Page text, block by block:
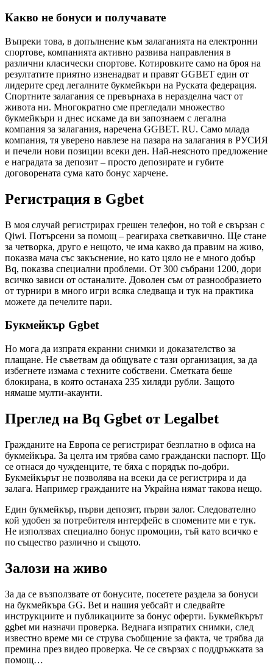
Какво не бонуси и получавате
Въпреки това, в допълнение към залаганията на електронни
спортове, компанията активно развива направления в
различни класически спортове. Котировките само на броя на
резултатите приятно изненадват и правят GGBET един от
лидерите сред легалните букмейкъри на Руската федерация.
Спортните залагания се превърнаха в неразделна част от
живота ни. Многократно сме прегледали множество
букмейкъри и днес искаме да ви запознаем с легална
компания за залагания, наречена GGBET. RU. Само млада
компания, тя уверено навлезе на пазара на залагания в РУСИЯ
и печели нови позиции всеки ден. Най-неясното предложение
е наградата за депозит – просто депозирате и губите
договорената сума като бонус харчене.
Регистрация в Ggbet
В моя случай регистрирах грешен телефон, но той е свързан с
Qiwi. Потърсени за помощ – реагираха светкавично. Ще стане
за четворка, друго е нещото, че има какво да правим на живо,
показва мача със закъснение, но като цяло не е много добър
Bq, показва специални проблеми. От 300 събрани 1200, дори
всичко зависи от останалите. Доволен съм от разнообразието
от турнири в много игри всяка следваща и тук на практика
можете да печелите пари.
Букмейкър Ggbet
Но мога да изпратя екранни снимки и доказателство за
плащане. Не съветвам да общувате с тази организация, за да
избегнете измама с техните собствени. Сметката беше
блокирана, в която останаха 235 хиляди рубли. Защото
нямаше мулти-акаунти.
Преглед на Bq Ggbet от Legalbet
Гражданите на Европа се регистрират безплатно в офиса на
букмейкъра. За целта им трябва само граждански паспорт. Що
се отнася до чужденците, те бяха с порядък по-добри.
Букмейкърът не позволява на всеки да се регистрира и да
залага. Например гражданите на Украйна нямат такова нещо.
Един букмейкър, първи депозит, първи залог. Следователно
кой удобен за потребителя интерфейс в спомените ми е тук.
Не използвах специално бонус промоции, тъй като всичко е
по същество различно и същото.
Залози на живо
За да се възползвате от бонусите, посетете раздела за бонуси
на букмейкъра GG. Bet и нашия уебсайт и следвайте
инструкциите и публикациите за бонус оферти. Букмейкърът
ggbet ми назначи проверка. Веднага изпратих снимки, след
известно време ми се струва съобщение за факта, че трябва да
премина през видео проверка. Че се свързах с поддръжката за
помощ…